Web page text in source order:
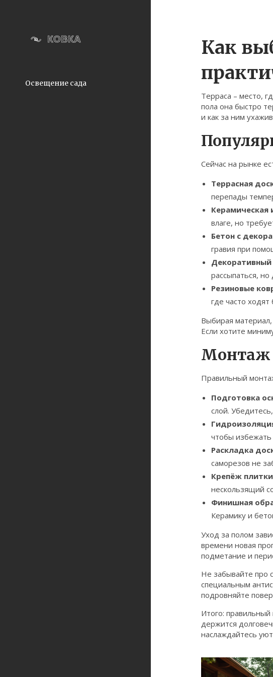
Освещение сада
Как
Терраса – место,
пола она быстро
и как за ним
Сейчас на рынке
Террасная
перепады
Керамическая
влаге, но
Бетон с
гравия при
рассыпаться,
Резиновые
где часто ходят
Выбирая
Если хотите
Монтаж
Правильный
Подготовка
слой.
чтобы избежать
Раскладка
саморезов не
Крепёж плитки
нескользящий
Финишная
Керамику и
Уход за полом
времени новая
подметание и
Не забывайте про
специальным
подровняйте
Итого: правильный
держится
наслаждайтесь